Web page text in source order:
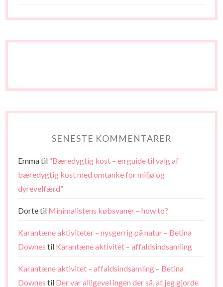
SENESTE KOMMENTARER
Emmatil “Bæredygtig kost – en guide til valg af
bæredygtig kost med omtanke for miljø og
dyrevelfærd”
Dortetil Minimalistens købsvaner – how to?
Karantæne aktiviteter – nysgerrig på natur – Betina
Downes til Karantæne aktivitet – affaldsindsamling
Karantæne aktivitet – affaldsindsamling – Betina
Downes til Der var alligevel ingen der så, at jeg gjorde